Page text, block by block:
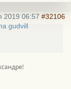
2019 06:57 #32106
gudvill